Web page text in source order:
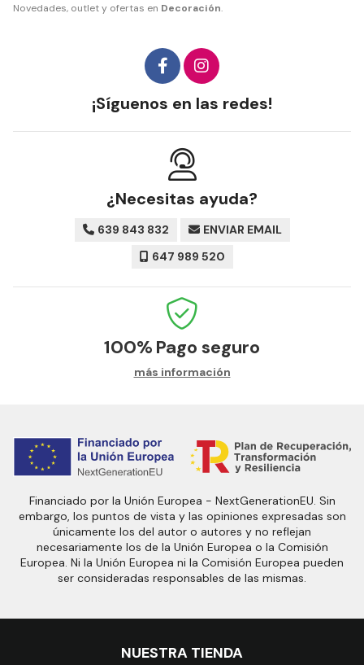
Novedades, outlet y ofertas en Decoración.
¡Síguenos en las redes!
¿Necesitas ayuda?
639 843 832
ENVIAR EMAIL
647 989 520
100% Pago seguro
más información
Financiado por la Unión Europea - NextGenerationEU. Sin
embargo, los puntos de vista y las opiniones expresadas son
únicamente los del autor o autores y no reflejan
necesariamente los de la Unión Europea o la Comisión
Europea. Ni la Unión Europea ni la Comisión Europea pueden
ser consideradas responsables de las mismas.
NUESTRA TIENDA